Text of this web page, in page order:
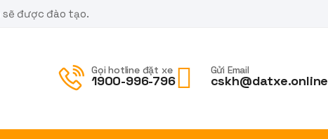
sẽ được đào tạo.
Gọi hotline đặt xe
1900-996-796
Gửi Email
cskh@datxe.online